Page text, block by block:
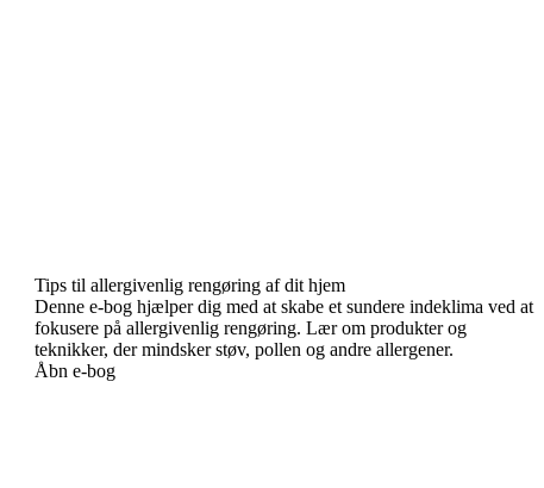
Tips til allergivenlig rengøring af dit hjem
Denne e-bog hjælper dig med at skabe et sundere indeklima ved at
fokusere på allergivenlig rengøring. Lær om produkter og
teknikker, der mindsker støv, pollen og andre allergener.
Åbn e-bog